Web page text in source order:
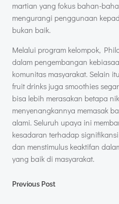
martian yang fokus bahan-
mengurangi penggunaan
bukan baik.
Melalui program kelompok,
dalam pengembangan
komunitas masyarakat. Selain
fruit drinks juga smoothies
bisa lebih merasakan betapa
menyenangkannya memasak
alami. Seluruh upaya ini
kesadaran terhadap
dan menstimulus keaktifan
yang baik di masyarakat.
Post
Previous Post